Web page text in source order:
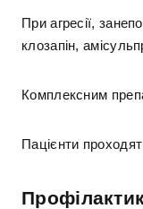
При агресії,
клозапін,
Комплексним
Пацієнти